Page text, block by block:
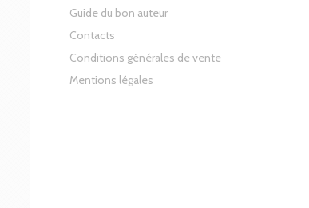
Guide du bon auteur
Contacts
Conditions générales de vente
Mentions légales